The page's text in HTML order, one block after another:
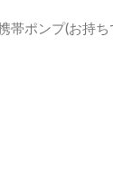
ポンプ(お持ち